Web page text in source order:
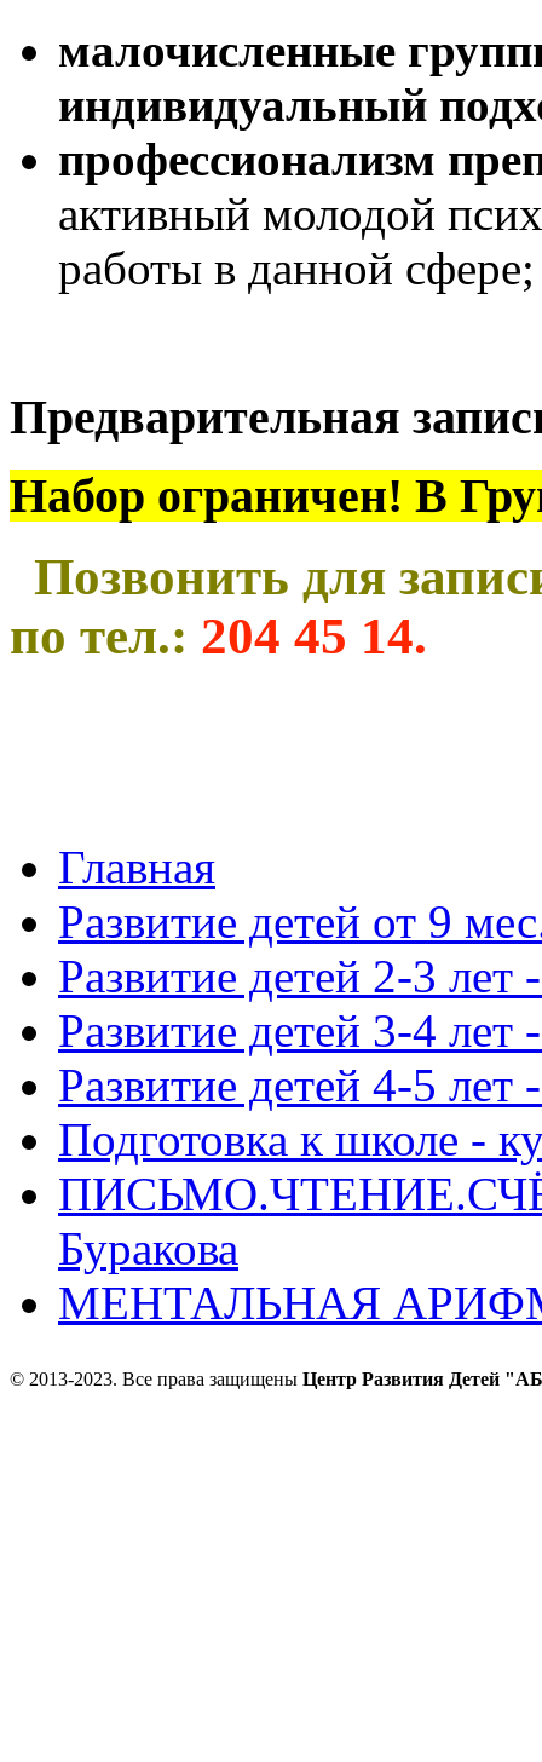
малочисленные
индивидуальный
профессионализм
активный молодой
работы в данной сфере;
Предварительная
Набор ограничен! В
Позвонить для
по тел.: 204 45 14.
Главная
Развитие детей от 9
Развитие детей 2-3
Развитие детей 3-4
Развитие детей 4-5
Подготовка к школе
ПИСЬМО.ЧТЕНИЕ.СЧЁТ
Буракова
МЕНТАЛЬНАЯ
© 2013-2023. Все права защищены Центр Развития Детей